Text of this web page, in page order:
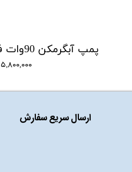
۵,۸۰۰,۰۰۰ تومان
ارسال سریع سفارش